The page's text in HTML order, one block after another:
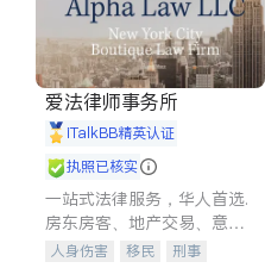
爱法律师事务所
iTalkBB精英认证
执照已核实
一站式法律服务，华人首选.
房东房客、地产交易、意外
伤害、车祸重伤、商业诉
人身伤害 移民
刑事